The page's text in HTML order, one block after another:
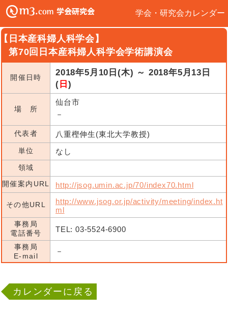
学会・研究会カレンダー
日本産科婦人科学会】
第70回日本産科婦人科学会学術講演会
開催日時
2018年5月10日(木) ～ 2018年5月13日
( 日 )
場 所
仙台市
－
代表者 八重樫伸生(東北大学教授)
単位 なし
領域
開催案内URL
http://jsog.umin.ac.jp/70/index70.html
その他URL
http://www.jsog.or.jp/activity/meeting/index.ht
ml
事務局
電話番号
TEL: 03-5524-6900
事務局
E-mail
－
カレンダーに戻る